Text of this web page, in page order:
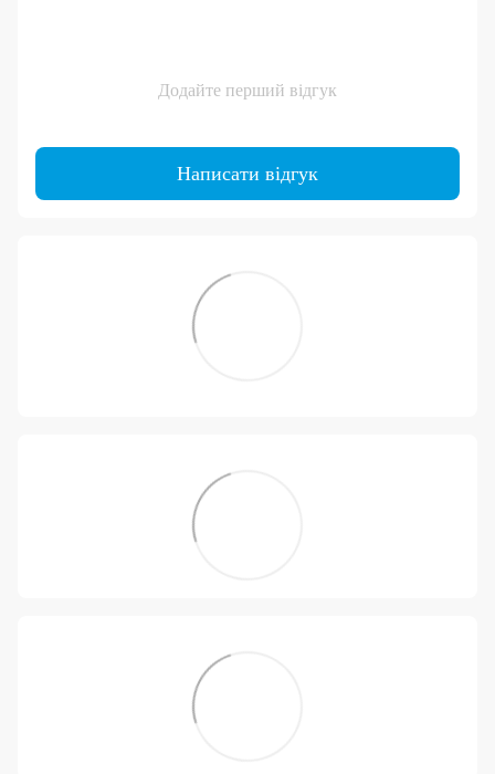
Додайте перший відгук
Написати відгук